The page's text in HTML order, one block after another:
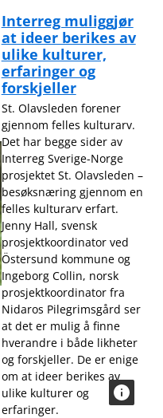
Interreg muliggjør
at ideer berikes av
ulike kulturer,
erfaringer og
forskjeller
St. Olavsleden forener
gjennom felles kulturarv.
Det har begge sider av
Interreg Sverige-Norge
prosjektet St. Olavsleden –
besøksnæring gjennom en
felles kulturarv erfart.
Jenny Hall, svensk
prosjektkoordinator ved
Östersund kommune og
Ingeborg Collin, norsk
prosjektkoordinator fra
Nidaros Pilegrimsgård ser
at det er mulig å finne
hverandre i både likheter
og forskjeller. De er enige
om at ideer berikes av
ulike kulturer og
erfaringer.